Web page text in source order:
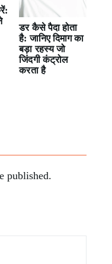
डर कैसे पैदा होता
है: जानिए दिमाग का
बड़ा रहस्य जो
जिंदगी कंट्रोल
करता है
published.